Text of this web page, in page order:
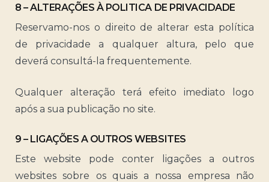
8 – ALTERAÇÕES À POLITICA DE PRIVACIDADE
Reservamo-nos o direito de alterar esta política
de privacidade a qualquer altura, pelo que
deverá consultá-la frequentemente.
Qualquer alteração terá efeito imediato logo
após a sua publicação no site.
9 – LIGAÇÕES A OUTROS WEBSITES
Este website pode conter ligações a outros
websites sobre os quais a nossa empresa não